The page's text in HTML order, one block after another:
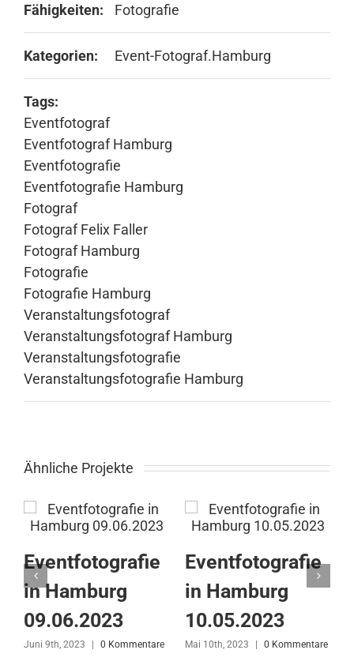
Fähigkeiten:
Fotografie
Kategorien: Event-Fotograf.Hamburg
Tags:
Eventfotograf
Eventfotograf Hamburg
Eventfotografie
Eventfotografie Hamburg
Fotograf
Fotograf Felix Faller
Fotograf Hamburg
Fotografie
Fotografie Hamburg
Veranstaltungsfotograf
Veranstaltungsfotograf Hamburg
Veranstaltungsfotografie
Veranstaltungsfotografie Hamburg
Ähnliche Projekte
Eventfotografie
in Hamburg
09.06.2023
Juni 9th, 2023 0 Kommentare
Eventfotografie
in Hamburg
10.05.2023
Mai 10th, 2023 0 Kommentare